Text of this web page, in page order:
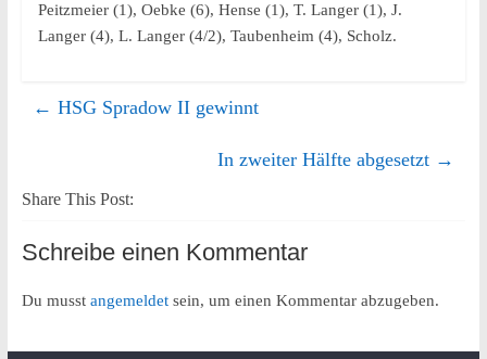
Peitzmeier (1), Oebke (6), Hense (1), T. Langer (1), J.
Langer (4), L. Langer (4/2), Taubenheim (4), Scholz.
← HSG Spradow II gewinnt
In zweiter Hälfte abgesetzt →
Share This Post:
Schreibe einen Kommentar
Du musst angemeldetsein, um einen Kommentar abzugeben.